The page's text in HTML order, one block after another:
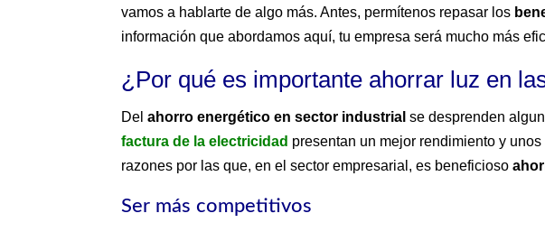
vamos a hablarte de algo más. Antes, permítenos repasar los
información que abordamos aquí, tu empresa será mucho más
¿Por qué es importante ahorrar luz en
Delahorro energético en sector industrial se desprenden
factura de la electricidad presentan un mejor rendimiento y
razones por las que, en el sector empresarial, es beneficioso
Ser más competitivos